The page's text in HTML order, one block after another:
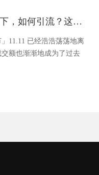
微信外链严控下，如何引流？这里传授你一个运营高招
11.11 已经浩浩荡荡地离
额也渐渐地成为了过去